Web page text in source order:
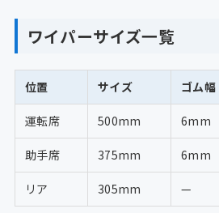
ワイパーサイズ一覧
位置 サイズ ゴム幅
運転席 500mm 6mm
助手席 375mm 6mm
リア 305mm —